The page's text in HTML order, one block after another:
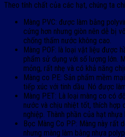
Theo tính chất của các hạt, chúng ta
Màng PVC: được làm bằng
cứng hơn nhưng giòn nên dễ bị
chống thấm nước không cao.
Màng POF: là loại vật liệu được
phẩm sử dụng với số lượng lớn.
mỏng, rất nhẹ và có khả năng
Màng co PE: Sản phẩm mềm
tiếp xúc với tinh dầu. Nó được
Màng PET: Là loại màng co có
nước và chịu nhiệt tốt, thích hợp
nghiệp. Thành phần của hạt
Bọc Màng Co PP: Màng này rất
nhưng màng làm bằng nhựa